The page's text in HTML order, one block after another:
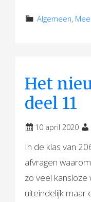
Algemeen,
Het
deel 11
10 april 2020
In de klas van
afvragen
zo veel
uiteindelijk maar